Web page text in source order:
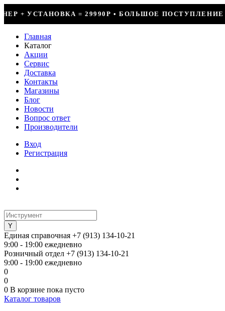
• БОЛЬШОЕ ПОСТУПЛЕНИЕ ФРЕОНА • СКИДКИ ДО
Главная
Каталог
Акции
Сервис
Доставка
Контакты
Магазины
Блог
Новости
Вопрос ответ
Производители
Вход
Регистрация
Единая справочная +7 (913) 134-10-21
9:00 - 19:00 ежедневно
Розничный отдел +7 (913) 134-10-21
9:00 - 19:00 ежедневно
0
0
0 В корзине пока пусто
Каталог товаров